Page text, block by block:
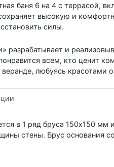
баня 6 на 4 с террасой,
высокую и
силы.
разрабатывает и
всем, кто ценит
веранде, любуясь
в 1 ряд бруса 150х150 мм
стены. Брус основания